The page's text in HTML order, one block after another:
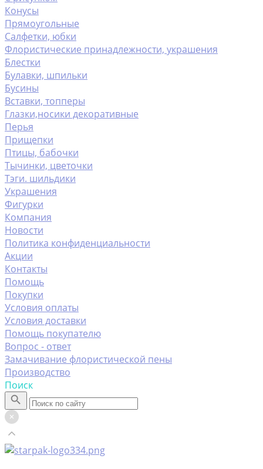
Конусы
Прямоугольные
Салфетки, юбки
Флористические принадлежности, украшения
Блестки
Булавки, шпильки
Бусины
Вставки, топперы
Глазки,носики декоративные
Перья
Прищепки
Птицы, бабочки
Тычинки, цветочки
Тэги. шильдики
Украшения
Фигурки
Компания
Новости
Политика конфиденциальности
Акции
Контакты
Помощь
Покупки
Условия оплаты
Условия доставки
Помощь покупателю
Вопрос - ответ
Замачивание флористической пены
Производство
Поиск